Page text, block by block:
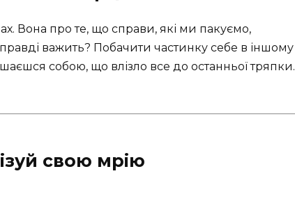
Вона про те, що справи, які ми пакуємо,
важить? Побачити частинку себе в іншому
собою, що влізло все до останньої тряпки.
свою мрію